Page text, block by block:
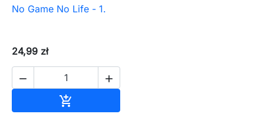
No Game No Life - 1.
24,99 zł
 
